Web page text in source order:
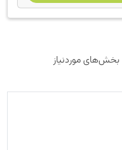
بخش‌های موردنیاز